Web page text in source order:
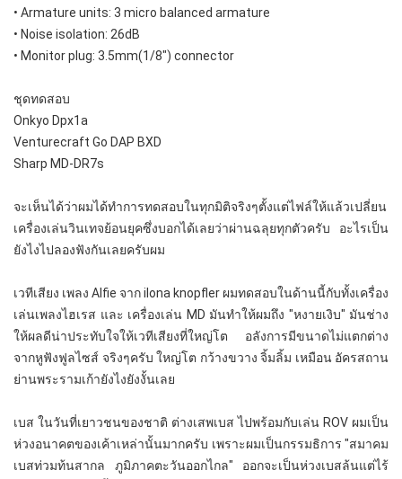
• Armature units: 3 micro balanced armature
• Noise isolation: 26dB
• Monitor plug: 3.5mm(1/8") connector
ชุดทดสอบ
Onkyo Dpx1a
Venturecraft Go DAP BXD
Sharp MD-DR7s
จะเห็นได้ว่าผมได้ทำการทดสอบในทุกมิติจริงๆตั้งแต่ไฟล์ให้แล้วเปลี่ยน
เครื่องเล่นวินเทจย้อนยุคซึ่งบอกได้เลยว่าผ่านฉลุยทุกตัวครับ อะไรเป็น
ยังไงไปลองฟังกันเลยครับผม
เวทีเสียง เพลง Alfie จาก ilona knopfler ผมทดสอบในด้านนี้กับทั้งเครื่อง
เล่นเพลงไฮเรส และ เครื่องเล่น MD มันทำให้ผมถึง "หงายเงิบ" มันช่าง
ให้ผลดีน่าประทับใจให้เวทีเสียงที่ใหญ่โต อลังการมีขนาดไม่แตกต่าง
จากหูฟังฟูลไซส์ จริงๆครับ ใหญ่โต กว้างขวาง จิ้มลิ้ม เหมือน อัครสถาน
ย่านพระรามเก้ายังไงยังงั้นเลย
เบส ในวันที่เยาวชนของชาติ ต่างเสพเบส ไปพร้อมกับเล่น ROV ผมเป็น
ห่วงอนาคตของเค้าเหล่านั้นมากครับ เพราะผมเป็นกรรมธิการ "สมาคม
เบสท่วมท้นสากล ภูมิภาคตะวันออกไกล" ออกจะเป็นห่วงเบสล้นแต่ไร้